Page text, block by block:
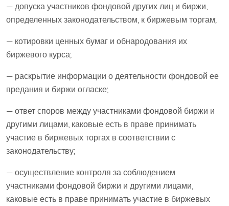
— допуска участников фондовой других лиц и биржи,
определенных законодательством, к биржевым торгам;
— котировки ценных бумаг и обнародования их
биржевого курса;
— раскрытие информации о деятельности фондовой ее
предания и биржи огласке;
— ответ споров между участниками фондовой биржи и
другими лицами, каковые есть в праве принимать
участие в биржевых торгах в соответствии с
законодательству;
— осуществление контроля за соблюдением
участниками фондовой биржи и другими лицами,
каковые есть в праве принимать участие в биржевых